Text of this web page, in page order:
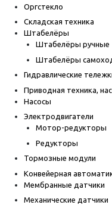
Оргстекло
Складская техника
Штабелёры
Штабелёры ручные
Штабелёры
Гидравлические
Приводная техника,
Насосы
Электродвигатели
Мотор-редукторы
Редукторы
Тормозные модули
Конвейерная
Мембранные датчики
Механические датчики